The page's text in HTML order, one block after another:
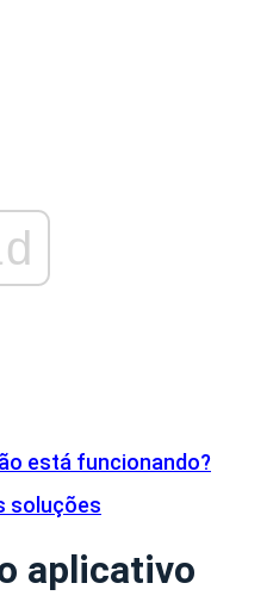
está funcionando?
soluções
aplicativo